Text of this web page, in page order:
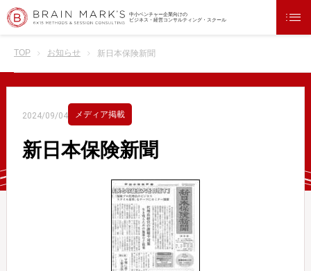
中小ベンチャー企業向けの
ビジネス・経営コンサルティング・スクール
TOP お知らせ 新日本保険新聞
2024/09/04 メディア掲載
新日本保険新聞